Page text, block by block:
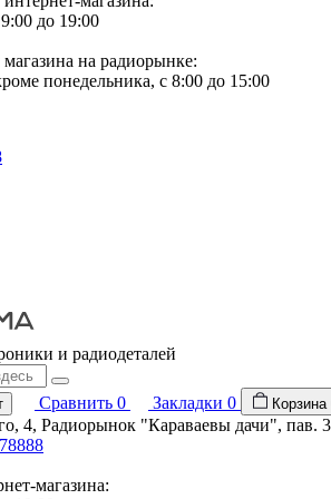
до 19:00
на радиорынке:
понедельника, с 8:00 до 15:00
и радиодеталей
Сравнить 0 Закладки 0 Корзина
4, Радиорынок "Караваевы дачи", пав.
магазина: